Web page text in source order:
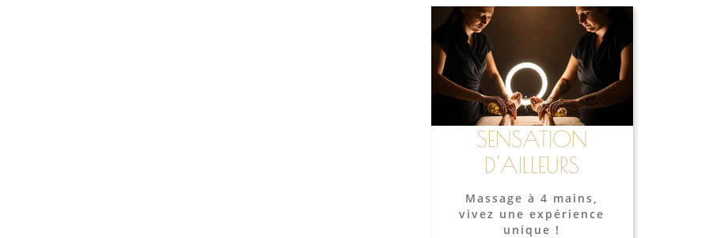
SENSATION
D'AILLEURS
Massage à 4 mains,
vivez une expérience
unique !